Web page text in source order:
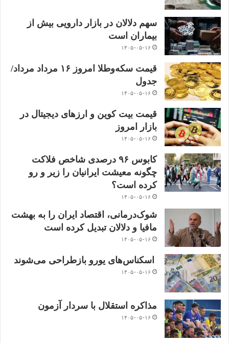
سهم دلالان در بازار دارویی بیش از
بیماران است
۱۴۰۵-۰۵-۱۶
قیمت سکه‌و‌طلا‌ امروز ۱۶ مرداد مرداد/
جدول
۱۴۰۵-۰۵-۱۶
قیمت بیت کوین و ارز‌های دیجیتال در
بازار امروز
۱۴۰۵-۰۵-۱۶
کابوس ۹۶ درصدی شاخص فلاکت
چگونه معیشت ایرانیان را زیر و رو
کرده است؟
۱۴۰۵-۰۵-۱۶
شوک‌درمانی، اقتصاد ایران را به بهشت
مافیا و دلالان تبدیل کرده است
۱۴۰۵-۰۵-۱۶
اسکناس‌های یورو بازطراحی می‌شوند
۱۴۰۵-۰۵-۱۶
مذاکره استقلال با سردار آزمون
۱۴۰۵-۰۵-۱۶